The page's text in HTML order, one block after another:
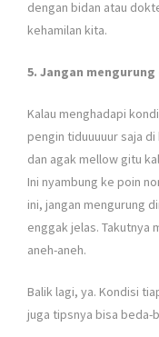
dengan bidan atau
kehamilan kita.
5. Jangan
Kalau menghadapi
pengin tiduuuuur saja
dan agak mellow gitu
Ini nyambung ke poin
ini, jangan mengurung
enggak jelas. Takutnya
aneh-aneh.
Balik lagi, ya. Kondisi
juga tipsnya bisa beda-